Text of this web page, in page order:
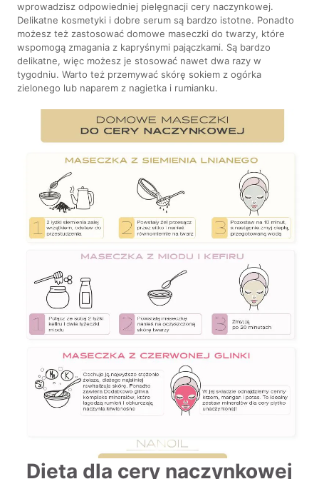
wprowadzisz odpowiedniej pielęgnacji cery naczynkowej.
Delikatne kosmetyki i dobre serum są bardzo istotne. Ponadto
możesz też zastosować domowe maseczki do twarzy, które
wspomogą zmagania z kapryśnymi pajączkami. Są bardzo
delikatne, więc możesz je stosować nawet dwa razy w
tygodniu. Warto też przemywać skórę sokiem z ogórka
zielonego lub naparem z nagietka i rumianku.
Dieta dla cery naczynkowej